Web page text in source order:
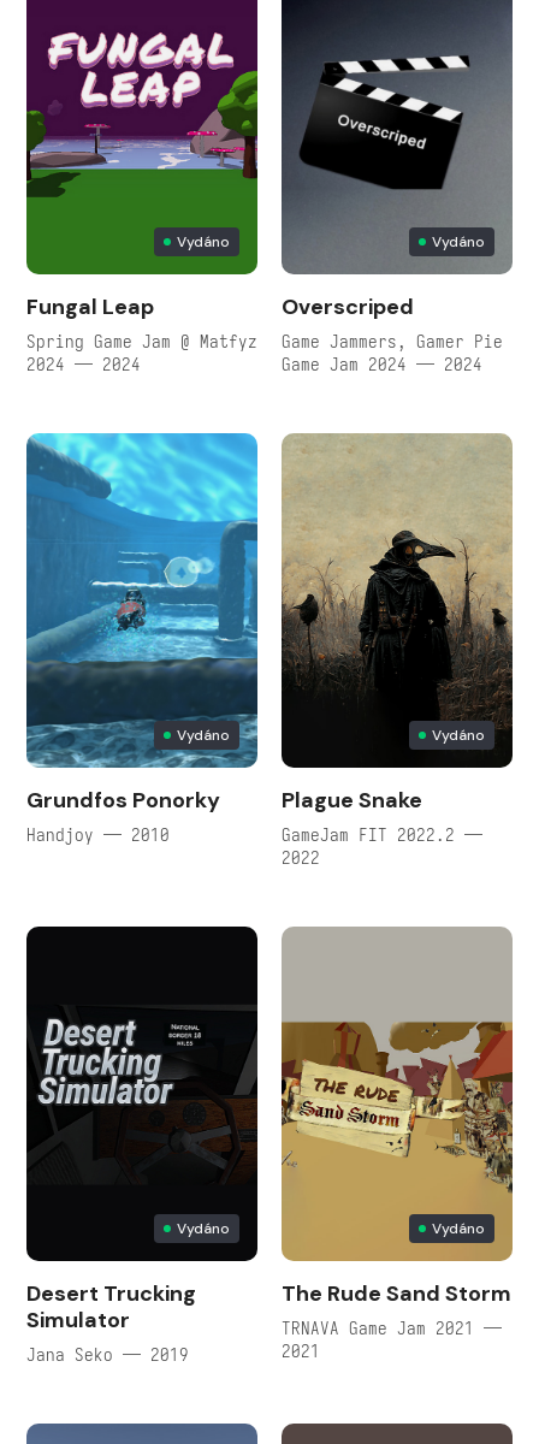
Vydáno
Fungal Leap
Spring Game Jam @ Matfyz
2024 — 2024
Vydáno
Overscriped
Game Jammers, Gamer Pie
Game Jam 2024 — 2024
Vydáno
Grundfos Ponorky
Handjoy — 2010
Vydáno
Plague Snake
GameJam FIT 2022.2 —
2022
Vydáno
Desert Trucking
Simulator
Jana Seko — 2019
Vydáno
The Rude Sand Storm
TRNAVA Game Jam 2021 —
2021